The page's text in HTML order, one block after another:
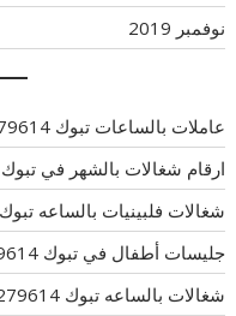
نوفمبر 2019
عاملات بالساعات تبوك 0560279614
ارقام شغالات بالشهر في تبوك
شغالات فلبينيات بالساعه تبوك
جليسات أطفال في تبوك 0560279614
شغالات بالساعه تبوك 0560279614